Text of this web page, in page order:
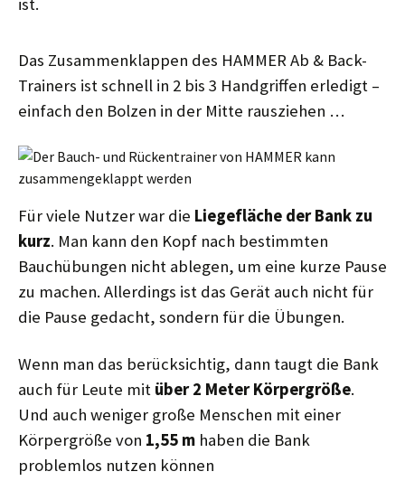
Das Zusammenklappen des HAMMER Ab & Back-
Trainers ist schnell in 2 bis 3 Handgriffen erledigt –
einfach den Bolzen in der Mitte rausziehen …
Für viele Nutzer war die Liegefläche der Bank zu
kurz. Man kann den Kopf nach bestimmten
Bauchübungen nicht ablegen, um eine kurze Pause
zu machen. Allerdings ist das Gerät auch nicht für
die Pause gedacht, sondern für die Übungen.
Wenn man das berücksichtig, dann taugt die Bank
auch für Leute mit über 2 Meter Körpergröße.
Und auch weniger große Menschen mit einer
Körpergröße von 1,55 m haben die Bank
problemlos nutzen können